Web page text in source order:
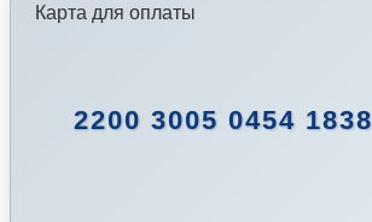
Карта для оплаты
2200 3005 0454 1838